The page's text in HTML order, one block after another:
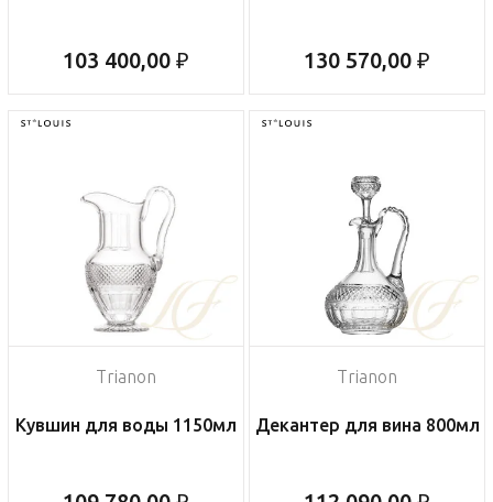
103 400,00 ₽ 130 570,00 ₽
Trianon
Кувшин для воды 1150мл
Trianon
Декантер для вина 800мл